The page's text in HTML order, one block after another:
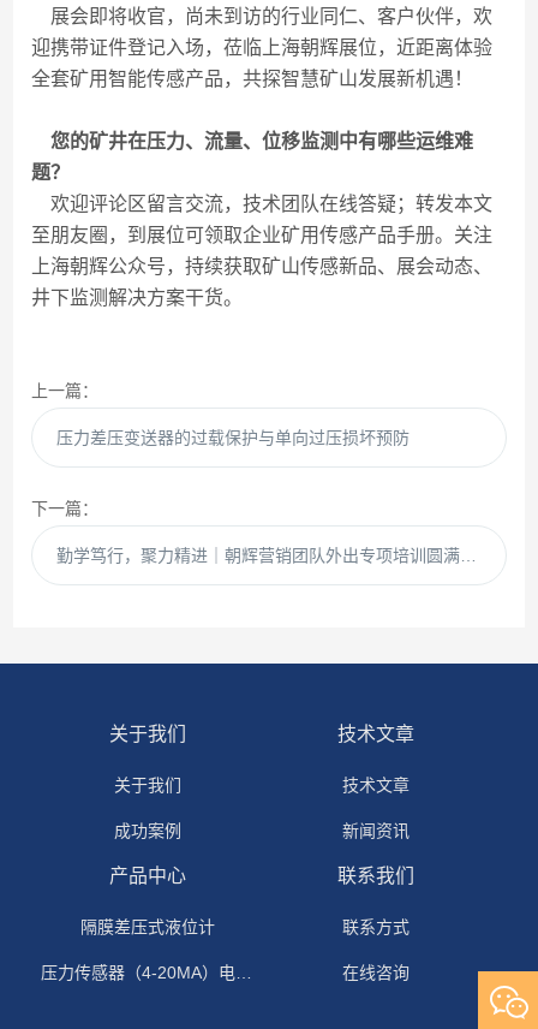
展会即将收官，尚未到访的行业同仁、客户伙伴，欢
迎携带证件登记入场，莅临上海朝辉展位，近距离体验
全套矿用智能传感产品，共探智慧矿山发展新机遇！
您的矿井在压力、流量、位移监测中有哪些运维难
题？
欢迎评论区留言交流，技术团队在线答疑；转发本文
至朋友圈，到展位可领取企业矿用传感产品手册。关注
上海朝辉公众号，持续获取矿山传感新品、展会动态、
井下监测解决方案干货。
上一篇：
压力差压变送器的过载保护与单向过压损坏预防
下一篇：
关于我们
关于我们
成功案例
技术文章
技术文章
新闻资讯
产品中心
隔膜差压式液位计
压力传感器（4-20MA）电流输出
联系我们
联系方式
在线咨询